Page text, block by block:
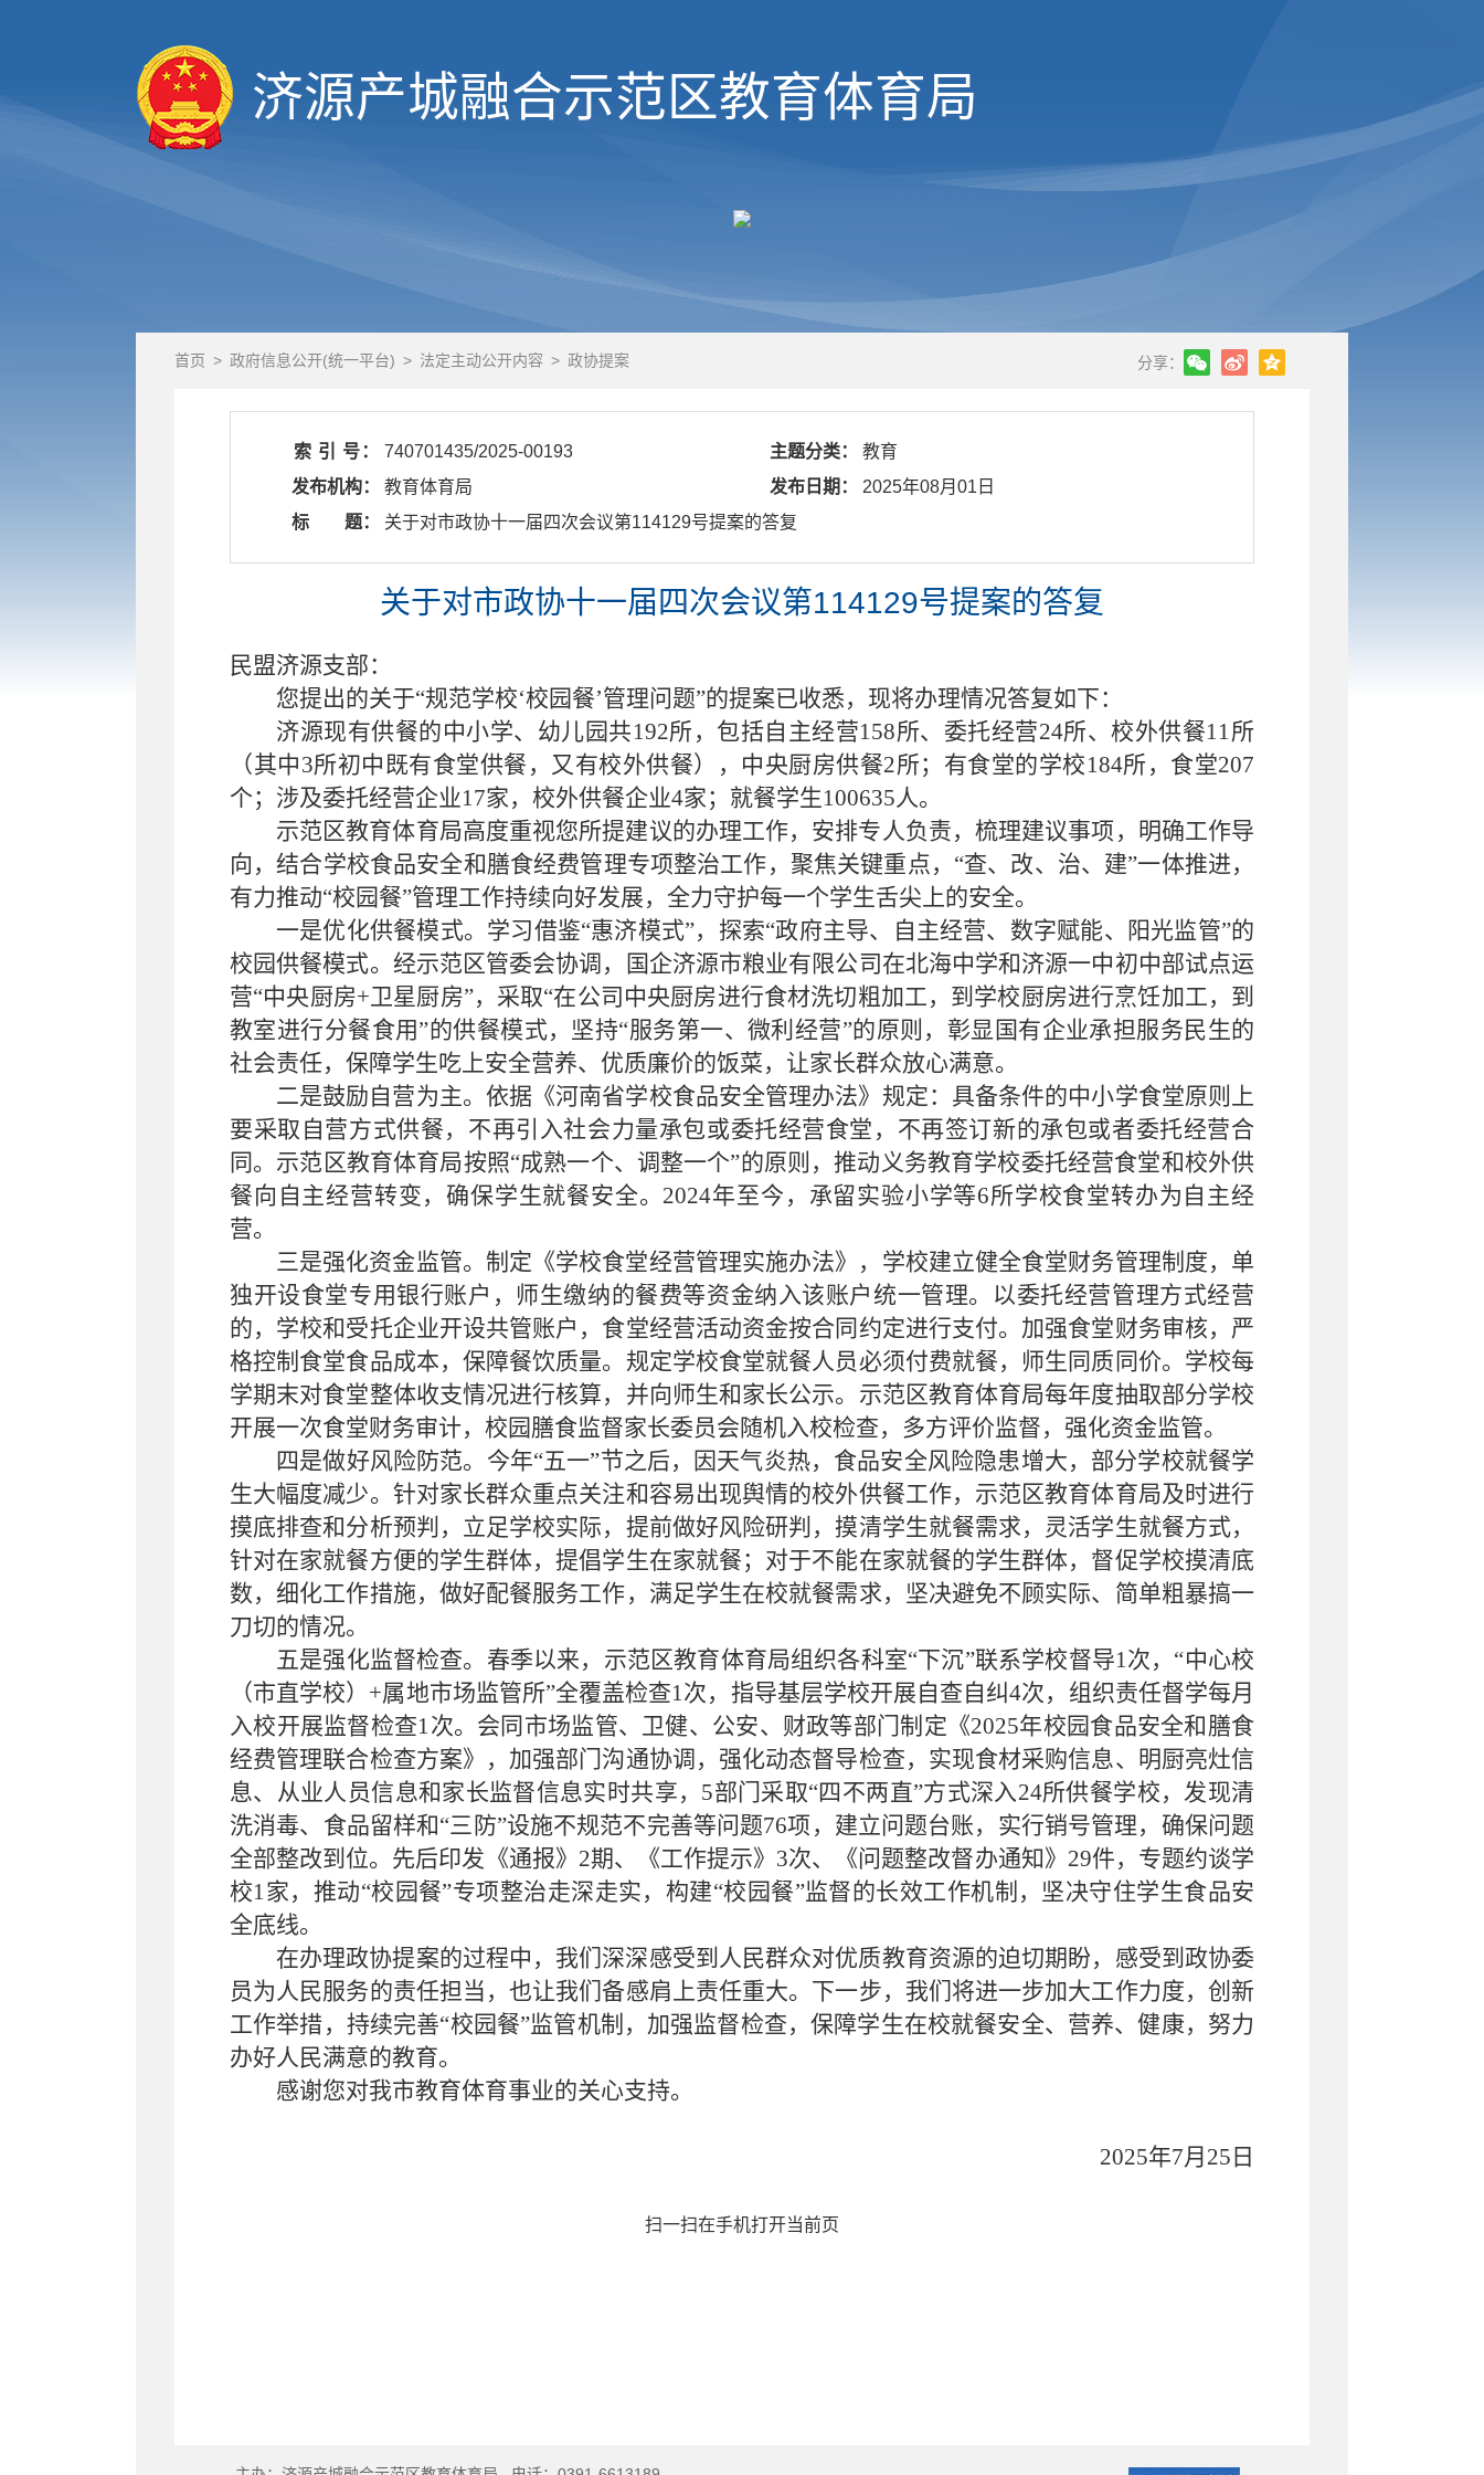
济源产城融合示范区教育体育局
首页 > 政府信息公开(统一平台) > 法定主动公开内容 > 政协提案 分享：
索 引 号： 740701435/2025-00193 主题分类：
教育
发布机构：
教育体育局 发布日期：
2025年08月01日
标 题：
​ 关于对市政协十一届四次会议第114129号提案的答复
关于对市政协十一届四次会议第114129号提案的答复
民盟济源支部：
您提出的关于“规范学校‘校园餐’管理问题”的提案已收悉，现将办理情况答复如下：
济源现有供餐的中小学、幼儿园共192所，包括自主经营158所、委托经营24所、校外供餐11所
（其中3所初中既有食堂供餐，又有校外供餐），中央厨房供餐2所；有食堂的学校184所，食堂207
个；涉及委托经营企业17家，校外供餐企业4家；就餐学生100635人。
示范区教育体育局高度重视您所提建议的办理工作，安排专人负责，梳理建议事项，明确工作导
向，结合学校食品安全和膳食经费管理专项整治工作，聚焦关键重点，“查、改、治、建”一体推进，
有力推动“校园餐”管理工作持续向好发展，全力守护每一个学生舌尖上的安全。
一是优化供餐模式。学习借鉴“惠济模式”，探索“政府主导、自主经营、数字赋能、阳光监管”的
校园供餐模式。经示范区管委会协调，国企济源市粮业有限公司在北海中学和济源一中初中部试点运
营“中央厨房+卫星厨房”，采取“在公司中央厨房进行食材洗切粗加工，到学校厨房进行烹饪加工，到
教室进行分餐食用”的供餐模式，坚持“服务第一、微利经营”的原则，彰显国有企业承担服务民生的
社会责任，保障学生吃上安全营养、优质廉价的饭菜，让家长群众放心满意。
二是鼓励自营为主。依据《河南省学校食品安全管理办法》规定：具备条件的中小学食堂原则上
要采取自营方式供餐，不再引入社会力量承包或委托经营食堂，不再签订新的承包或者委托经营合
同。示范区教育体育局按照“成熟一个、调整一个”的原则，推动义务教育学校委托经营食堂和校外供
餐向自主经营转变，确保学生就餐安全。2024年至今，承留实验小学等6所学校食堂转办为自主经
营。
三是强化资金监管。制定《学校食堂经营管理实施办法》，学校建立健全食堂财务管理制度，单
独开设食堂专用银行账户，师生缴纳的餐费等资金纳入该账户统一管理。以委托经营管理方式经营
的，学校和受托企业开设共管账户，食堂经营活动资金按合同约定进行支付。加强食堂财务审核，严
格控制食堂食品成本，保障餐饮质量。规定学校食堂就餐人员必须付费就餐，师生同质同价。学校每
学期末对食堂整体收支情况进行核算，并向师生和家长公示。示范区教育体育局每年度抽取部分学校
开展一次食堂财务审计，校园膳食监督家长委员会随机入校检查，多方评价监督，强化资金监管。
四是做好风险防范。今年“五一”节之后，因天气炎热，食品安全风险隐患增大，部分学校就餐学
生大幅度减少。针对家长群众重点关注和容易出现舆情的校外供餐工作，示范区教育体育局及时进行
摸底排查和分析预判，立足学校实际，提前做好风险研判，摸清学生就餐需求，灵活学生就餐方式，
针对在家就餐方便的学生群体，提倡学生在家就餐；对于不能在家就餐的学生群体，督促学校摸清底
数，细化工作措施，做好配餐服务工作，满足学生在校就餐需求，坚决避免不顾实际、简单粗暴搞一
刀切的情况。
五是强化监督检查。春季以来，示范区教育体育局组织各科室“下沉”联系学校督导1次，“中心校
（市直学校）+属地市场监管所”全覆盖检查1次，指导基层学校开展自查自纠4次，组织责任督学每月
入校开展监督检查1次。会同市场监管、卫健、公安、财政等部门制定《2025年校园食品安全和膳食
经费管理联合检查方案》，加强部门沟通协调，强化动态督导检查，实现食材采购信息、明厨亮灶信
息、从业人员信息和家长监督信息实时共享，5部门采取“四不两直”方式深入24所供餐学校，发现清
洗消毒、食品留样和“三防”设施不规范不完善等问题76项，建立问题台账，实行销号管理，确保问题
全部整改到位。先后印发《通报》2期、《工作提示》3次、《问题整改督办通知》29件，专题约谈学
校1家，推动“校园餐”专项整治走深走实，构建“校园餐”监督的长效工作机制，坚决守住学生食品安
全底线。
在办理政协提案的过程中，我们深深感受到人民群众对优质教育资源的迫切期盼，感受到政协委
员为人民服务的责任担当，也让我们备感肩上责任重大。下一步，我们将进一步加大工作力度，创新
工作举措，持续完善“校园餐”监管机制，加强监督检查，保障学生在校就餐安全、营养、健康，努力
办好人民满意的教育。
感谢您对我市教育体育事业的关心支持。
2025年7月25日
扫一扫在手机打开当前页